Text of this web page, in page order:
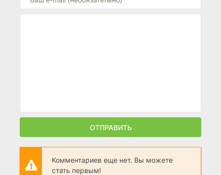
ОТПРАВИТЬ
Комментариев еще нет. Вы можете
стать первым!